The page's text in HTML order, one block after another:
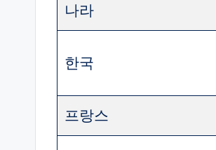
나라
한국
프랑스